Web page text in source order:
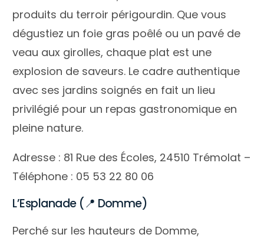
produits du terroir périgourdin. Que vous
dégustiez un foie gras poêlé ou un pavé de
veau aux girolles, chaque plat est une
explosion de saveurs. Le cadre authentique
avec ses jardins soignés en fait un lieu
privilégié pour un repas gastronomique en
pleine nature.
Adresse : 81 Rue des Écoles, 24510 Trémolat –
Téléphone : 05 53 22 80 06
L’Esplanade (📍 Domme)
Perché sur les hauteurs de Domme,